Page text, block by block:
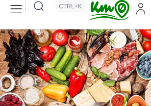
CTRL+K